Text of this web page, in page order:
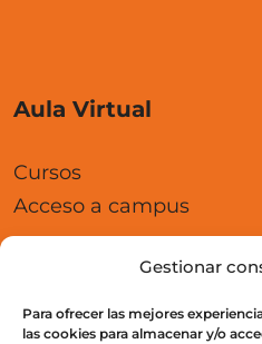
Gestionar
Para ofrecer las mejores
las cookies para almacenar y/o
Aula Virtual
Cursos
Acceso a campus
Legal